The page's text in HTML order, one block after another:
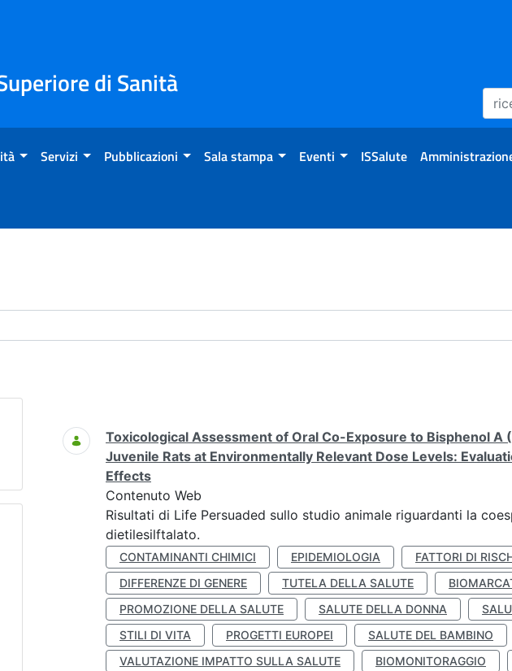
di Sanità
Servizi Pubblicazioni Sala stampa Eventi ISSalute
- Eventi
Ricerca
Toxicological Assessment of Oral Co-Exposure to Bisphenol A
Juvenile Rats at Environmentally Relevant Dose Levels:
Effects
Contenuto Web
Risultati di Life Persuaded sullo studio animale riguardanti la
dietilesilftalato.
CONTAMINANTI CHIMICI EPIDEMIOLOGIA FATTORI DI
DIFFERENZE DI GENERE
TUTELA DELLA SALUTE
PROMOZIONE DELLA SALUTE
SALUTE DELLA DONNA
STILI DI VITA
PROGETTI EUROPEI SALUTE DEL BAMBINO
VALUTAZIONE IMPATTO SULLA SALUTE
BIOMONITORAGGIO